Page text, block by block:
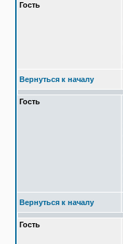
Гость
Вернуться к началу
Гость
Вернуться к началу
Гость